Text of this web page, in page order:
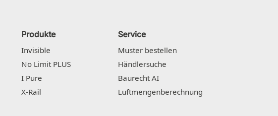
Produkte
Invisible
No Limit PLUS
I Pure
X-Rail
Service
Muster bestellen
Händlersuche
Baurecht AI
Luftmengenberechnung